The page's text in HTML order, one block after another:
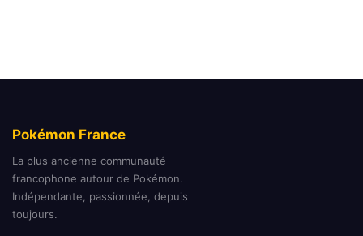
Pokémon France
La plus ancienne communauté
francophone autour de Pokémon.
Indépendante, passionnée, depuis
toujours.